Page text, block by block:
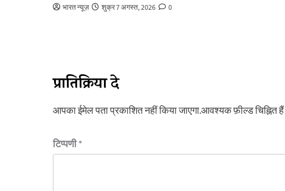
भारत न्यूज़ शुक्र 7 अगस्त, 2026 0
प्रातिक्रिया दे
आपका ईमेल पता प्रकाशित नहीं किया जाएगा.आवश्यक फ़ील्ड चिह्नित हैं
टिप्पणी*